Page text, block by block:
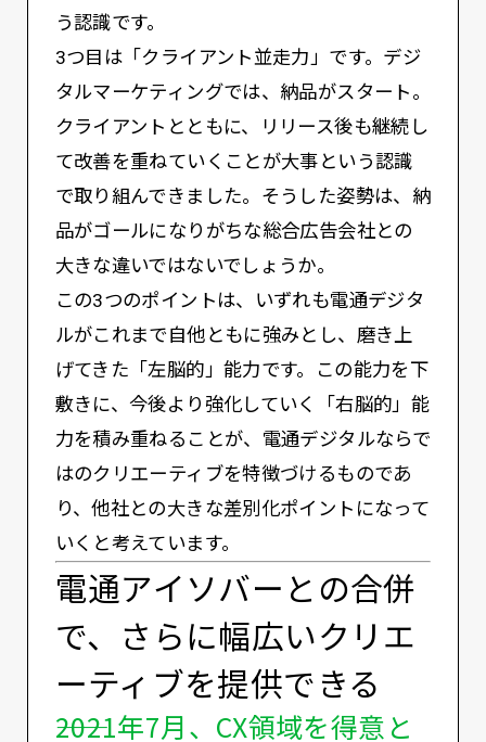
う認識です。
3つ目は「クライアント並走力」です。デジ
タルマーケティングでは、納品がスタート。
クライアントとともに、リリース後も継続し
て改善を重ねていくことが大事という認識
で取り組んできました。そうした姿勢は、納
品がゴールになりがちな総合広告会社との
大きな違いではないでしょうか。
この3つのポイントは、いずれも電通デジタ
ルがこれまで自他ともに強みとし、磨き上
げてきた「左脳的」能力です。この能力を下
敷きに、今後より強化していく「右脳的」能
力を積み重ねることが、電通デジタルならで
はのクリエーティブを特徴づけるものであ
り、他社との大きな差別化ポイントになって
いくと考えています。
電通アイソバーとの合併
で、さらに幅広いクリエ
ーティブを提供できる
――2021年7月、CX領域を得意と